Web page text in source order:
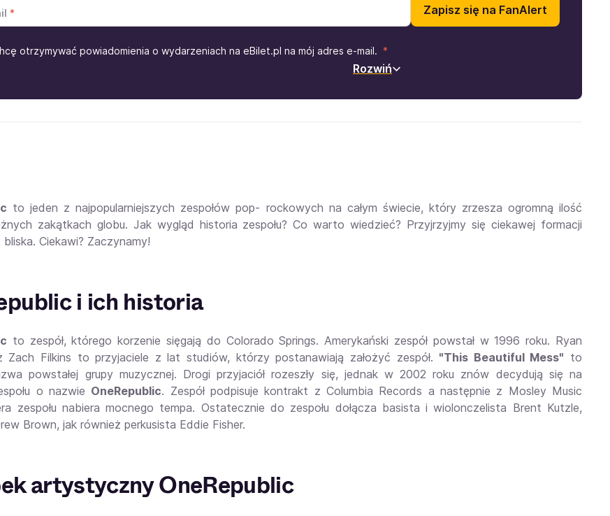
Zapisz się na FanAlert
otrzymywać powiadomienia o wydarzeniach na eBilet.pl na mój adres e-mail.
Rozwiń
to jeden z najpopularniejszych zespołów pop- rockowych na całym świecie, który zrzesza ogromną ilość
zakątkach globu. Jak wygląd historia zespołu? Co warto wiedzieć? Przyjrzyjmy się ciekawej formacji
Ciekawi? Zaczynamy!
i ich historia
to zespół, którego korzenie sięgają do Colorado Springs. Amerykański zespół powstał w 1996 roku. Ryan
Zach Filkins to przyjaciele z lat studiów, którzy postanawiają założyć zespół. "This Beautiful Mess" to
powstałej grupy muzycznej. Drogi przyjaciół rozeszły się, jednak w 2002 roku znów decydują się na
o nazwie OneRepublic. Zespół podpisuje kontrakt z Columbia Records a następnie z Mosley Music
zespołu nabiera mocnego tempa. Ostatecznie do zespołu dołącza basista i wiolonczelista Brent Kutzle,
Brown, jak również perkusista Eddie Fisher.
artystyczny OneRepublic